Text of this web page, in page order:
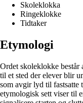
Skoleklokka
Ringeklokke
Tidtaker
Etymologi
Ordet skoleklokke består
til et sted der elever blir
som avgir lyd til fastsatte
etymologisk sett viser til